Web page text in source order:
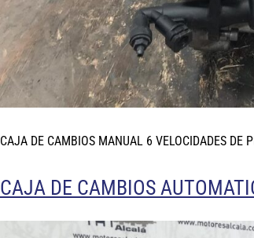
CAJA DE CAMBIOS MANUAL 6 VELOCIDADES DE
CAJA DE CAMBIOS